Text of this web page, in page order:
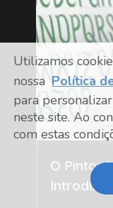
Utilizamos
nossa Política
para
neste site. Ao
com estas
O Pintor